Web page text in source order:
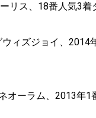
リス、18番人気3着
ィズジョイ、2014
オーラム、2013年